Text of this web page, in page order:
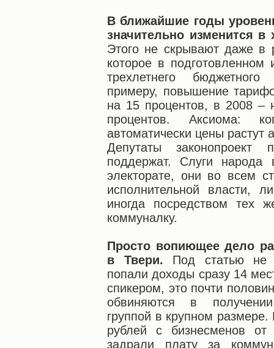
В ближайшие годы
значительно изменится
Этого не скрывают даже в
которое в подготовленном
трехлетнего
примеру, повышение
на 15 процентов, в 2008 –
процентов. Аксиома:
автоматически цены растут
Депутаты законопроект
поддержат. Слуги
электорате, они во всем
исполнительной власти,
иногда посредством тех
коммуналку.
Просто вопиющее дело
в Твери. Под статью не
попали доходы сразу 14
спикером, это почти
обвиняются в
группой в крупном
рублей с бизнесменов
задрали плату за